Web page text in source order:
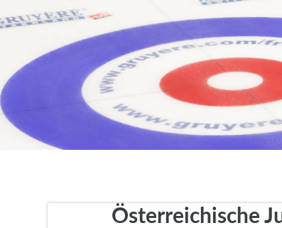
Österreichische